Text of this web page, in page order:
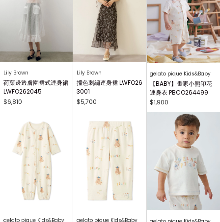
Lily Brown
荷葉邊透膚圍裙式連身裙
LWFO262045
$6,810
Lily Brown
撞色刺繡連身裙 LWFO26
3001
$5,700
gelato pique Kids&Baby
【BABY】畫家小熊印花
連身衣 PBCO264499
$1,900
gelato pique Kids&Baby gelato pique Kids&Baby